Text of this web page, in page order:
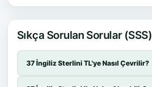
Sıkça Sorulan Sorular (SSS)
37 İngiliz Sterlini TL'ye Nasıl Çevrilir?